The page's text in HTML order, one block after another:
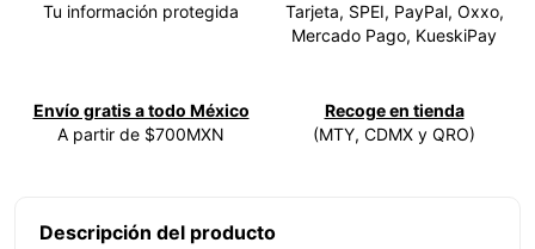
Tu información protegida
Tarjeta, SPEI, PayPal, Oxxo,
Mercado Pago, KueskiPay
Envío gratis a todo México
A partir de $700MXN
Recoge en tienda
(MTY, CDMX y QRO)
Descripción del producto